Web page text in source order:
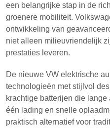
een belangrijke stap in de
groenere mobiliteit.
ontwikkeling van
niet alleen milieuvriendelijk
prestaties leveren.
De nieuwe VW elektrische
technologieën met stijlvol
krachtige batterijen die
één lading en snelle
praktisch alternatief voor